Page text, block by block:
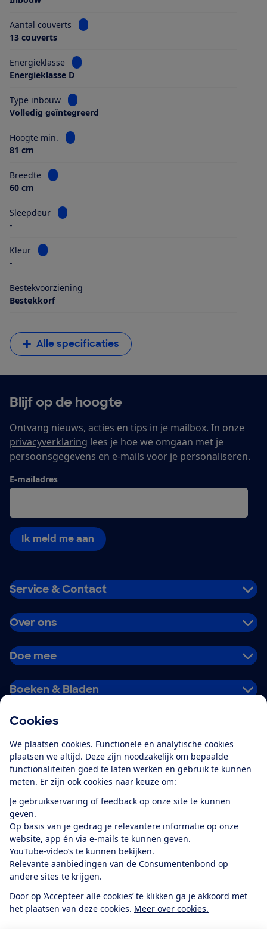
Cookies
We plaatsen cookies. Functionele en analytische cookies
plaatsen we altijd. Deze zijn noodzakelijk om bepaalde
functionaliteiten goed te laten werken en gebruik te kunnen
meten. Er zijn ook cookies naar keuze om:
Je gebruikservaring of feedback op onze site te kunnen
geven.
Op basis van je gedrag je relevantere informatie op onze
website, app én via e-mails te kunnen geven.
YouTube-video’s te kunnen bekijken.
Relevante aanbiedingen van de Consumentenbond op
andere sites te krijgen.
Door op ‘Accepteer alle cookies’ te klikken ga je akkoord met
het plaatsen van deze cookies. Meer over cookies.
Aantal couverts
Bekijk informatie voor Aantal couverts
13 couverts
Energieklasse
Bekijk informatie voor Energieklasse
Energieklasse D
Type inbouw
Bekijk informatie voor Type inbouw
Volledig geïntegreerd
Hoogte min.
Bekijk informatie voor Hoogte min.
81 cm
Breedte
Bekijk informatie voor Breedte
60 cm
Sleepdeur
Bekijk informatie voor Sleepdeur
-
Kleur
Bekijk informatie voor Kleur
-
Bestekvoorziening
Bestekkorf
Alle specificaties
Blijf op de hoogte
Ontvang nieuws, acties en tips in je mailbox. In onze
privacyverklaring lees je hoe we omgaan met je
persoonsgegevens en e-mails voor je personaliseren.
E-mailadres
Ik meld me aan
Service & Contact
Over ons
Doe mee
Boeken & Bladen
Alles over de
app
Algemene Voorwaarden
Privacyverklaring
Cookiebeleid
Privacyvoorkeuren
Toegankelijkheid
RSS-feed nieuws
FacebookTwitterInstagram
YoutubeLinkedIn
12.901consumentenbeoordelen de Consumentenbondmet gemiddeld